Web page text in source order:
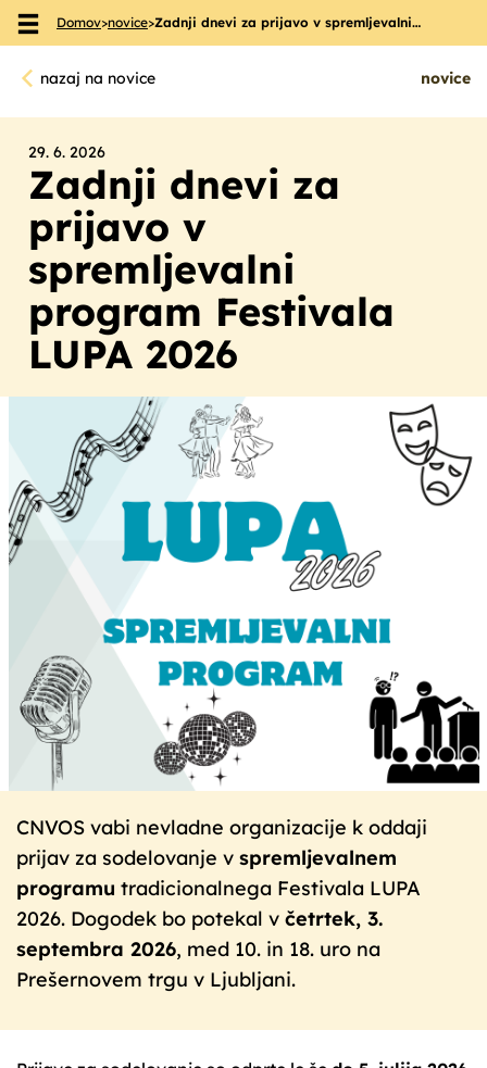
Skoči na vsebino
Domov>novice>Zadnji dnevi za prijavo v spremljevalni…
nazaj na novice novice
29. 6. 2026
Zadnji dnevi za
prijavo v
spremljevalni
program Festivala
LUPA 2026
CNVOS vabi nevladne organizacije k oddaji
prijav za sodelovanje v spremljevalnem
programu tradicionalnega Festivala LUPA
2026. Dogodek bo potekal v četrtek, 3.
septembra 2026, med 10. in 18. uro na
Prešernovem trgu v Ljubljani.